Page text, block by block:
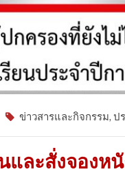
ข่าวสารและกิจกรรม, ป
ละสั่งจองห